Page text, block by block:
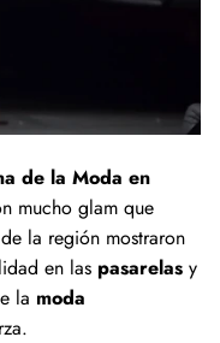
Sisterhood
and inspire each
divine potential.
a
de la Moda en
mucho glam que
de la región mostraron
en las pasarelas y
la moda